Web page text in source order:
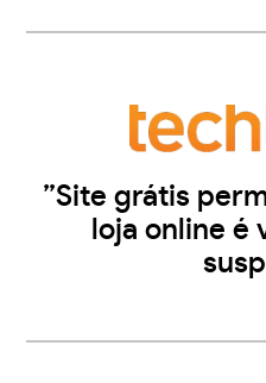
”Site grátis
loja online é